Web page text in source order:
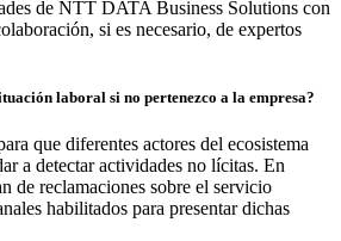
de NTT DATA Business Solutions con
si es necesario, de expertos
laboral si no pertenezco a la empresa?
que diferentes actores del ecosistema
a detectar actividades no lícitas. En
de reclamaciones sobre el servicio
habilitados para presentar dichas